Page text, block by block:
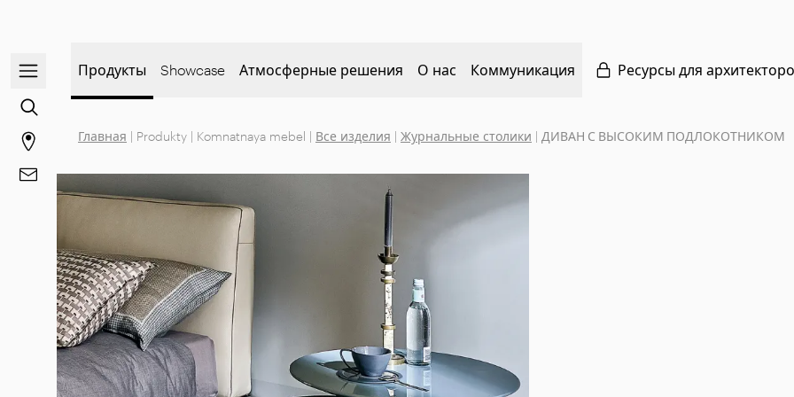
Открыть/закрыть меню навигации
Перейти к поиску контента
Перейти на страницу магазинов
Перейти к Контакты
Продукты Showcase Атмосферные решения О нас Коммуникация Ресурсы для
Главная | Produkty | Komnatnaya mebel | Все изделия | Журнальные столики | ДИВАН С ВЫСОКИМ ПОДЛОКОТНИКОМ